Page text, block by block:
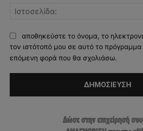
αποθηκεύστε το όνομα, το
τον ιστότοπό μου σε αυτό το πρόγραμμα
επόμενη φορά που θα σχολιάσω.